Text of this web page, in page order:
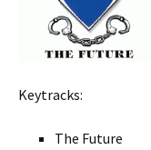
Keytracks:
The Future